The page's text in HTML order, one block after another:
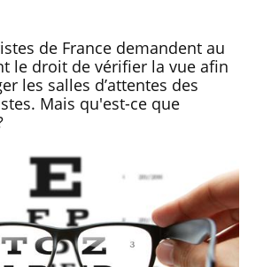
de France demandent au
le droit de vérifier la vue afin
les salles d’attentes des
Mais qu'est-ce que